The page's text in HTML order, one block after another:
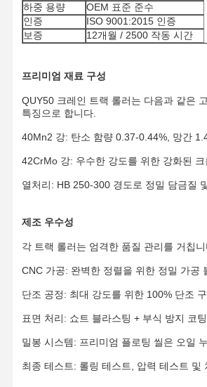
홈 제품 소개 동영상
하중 용량
OEM 표준 준수
인증
ISO 9001:2015 인증
보증
12개월 / 2500 작동 시간
프리미엄 재료 구성
QUY50 크레인 트랙 롤러는 다음과 같은
특징으로 합니다.
40Mn2 강: 탄소 함량 0.37-0.44%, 망간
42CrMo 강: 우수한 강도를 위한 강화된
열처리: HB 250-300 경도로 정밀 담금질
제조 우수성
각 트랙 롤러는 엄격한 품질 관리를 거칩니
CNC 가공: 완벽한 정렬을 위한 정밀 가공
단조 공정: 최대 강도를 위한 100% 단조
표면 처리: 쇼트 블라스팅 + 부식 방지 코팅
밀봉 시스템: 프리미엄 플로팅 씰은 오일
최종 테스트: 롤링 테스트, 압력 테스트 및